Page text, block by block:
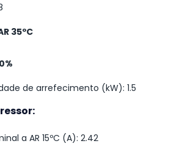
35ºC
de arrefecimento (kW): 1.5
a AR 15ºC (A): 2.42